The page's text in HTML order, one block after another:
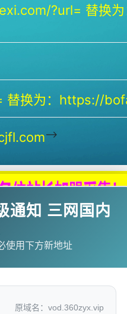
?url= 替换
换为：https://
-->
通知 三网国内
使用下方新地址
原域名：vod.360zyx.vip